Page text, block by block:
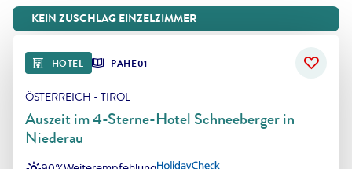
KEIN ZUSCHLAG EINZELZIMMER
HOTEL PAHE01
ÖSTERREICH - TIROL
Auszeit im 4-Sterne-Hotel Schneeberger in
Niederau